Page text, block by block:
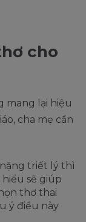
cho
mang lại hiệu
cha mẹ cần
triết lý thì
sẽ giúp
thơ thai
ý điều này